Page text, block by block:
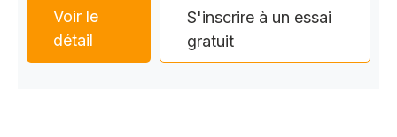
Voir le
détail
S'inscrire à un essai
gratuit